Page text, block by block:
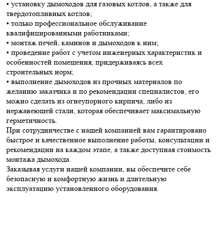
• установку дымоходов для газовых котлов, а также для
твердотопливных котлов;
• только профессиональное обслуживание
квалифицированными работниками;
• монтаж печей, каминов и дымоходов к ним;
• проведение работ с учетом инженерных характеристик и
особенностей помещения, придерживаясь всех
строительных норм;
• выполнение дымоходов из прочных материалов по
желанию заказчика и по рекомендации специалистов, его
можно сделать из огнеупорного кирпича, либо из
нержавеющей стали, которая обеспечивает максимальную
герметичность.
При сотрудничестве с нашей компанией вам гарантировано
быстрое и качественное выполнение работы, консультации и
рекомендации на каждом этапе, а также доступная стоимость
монтажа дымохода.
Заказывая услуги нашей компании, вы обеспечите себе
безопасную и комфортную жизнь и длительную
эксплуатацию установленного оборудования.